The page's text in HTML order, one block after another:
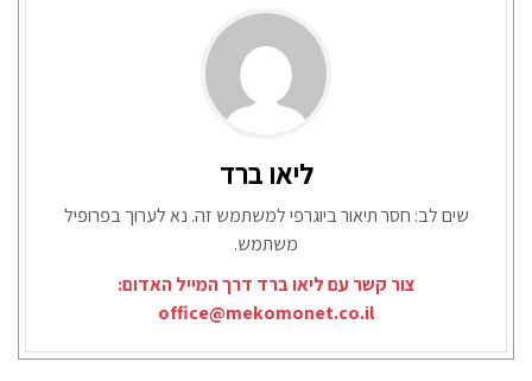
ליאו ברד
שים לב: חסר תיאור ביוגרפי למשתמש זה. נא לערוך בפרופיל
משתמש.
צור קשר עם ליאו ברד דרך המייל האדום:
office@mekomonet.co.il